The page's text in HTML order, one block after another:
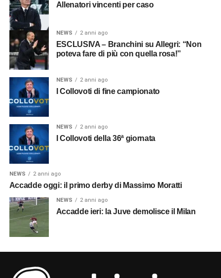
Allenatori vincenti per caso
NEWS 2 anni ago
ESCLUSIVA – Branchini su Allegri: “Non
poteva fare di più con quella rosa!”
NEWS 2 anni ago
I Collovoti di fine campionato
NEWS 2 anni ago
I Collovoti della 36ª giornata
NEWS 2 anni ago
Accadde oggi: il primo derby di Massimo Moratti
NEWS 2 anni ago
Accadde ieri: la Juve demolisce il Milan